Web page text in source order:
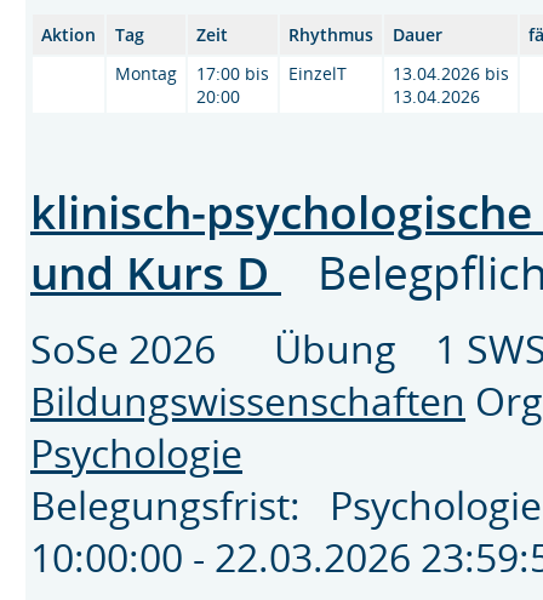
Aktion Tag Zeit Rhythmus Dauer
Montag
17:00 bis
20:00
EinzelT
13.04.2026 bis
13.04.2026
klinisch-
und Kurs D
SoSe 2026 Übung 1
Bildungswissenschaften
Psychologie
Belegungsfrist:
10:00:00 - 22.03.2026